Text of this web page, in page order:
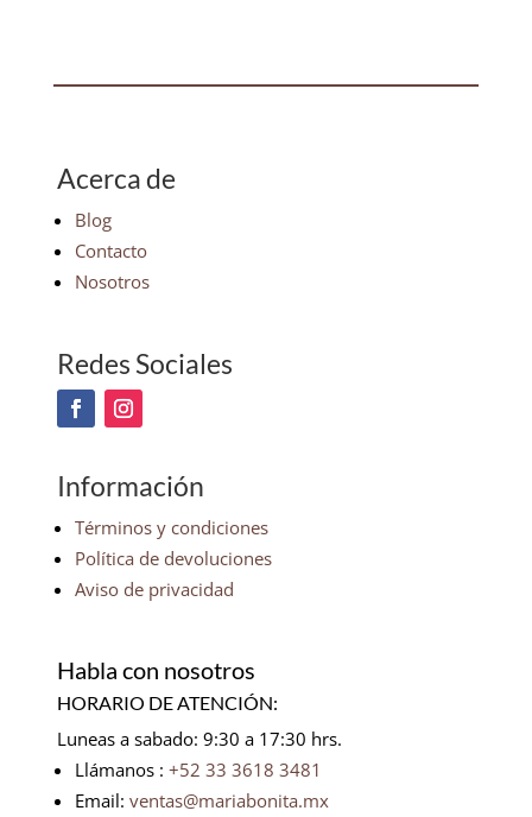
Acerca de
Blog
Contacto
Nosotros
Redes Sociales
Información
Términos y condiciones
Política de devoluciones
Aviso de privacidad
Habla con nosotros
HORARIO DE ATENCIÓN:
Luneas a sabado: 9:30 a 17:30 hrs.
Llámanos : +52 33 3618 3481
Email: ventas@mariabonita.mx